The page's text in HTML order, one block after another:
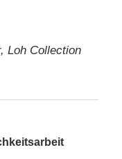
Loh Collection